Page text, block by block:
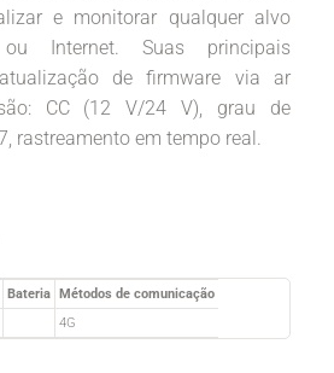
e monitorar qualquer alvo
Internet. Suas principais
de firmware via ar
CC (12 V/24 V), grau de
rastreamento em tempo real.
Bateria Métodos de comunicação
4G